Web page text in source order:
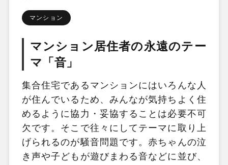
マンション
マンション居住者の永遠のテー
マ「音」
集合住宅であるマンションにはいろんな人
が住んでいるため、みんなが気持ちよく住
めるように協力・妥協することは必要不可
欠です。そこで往々にしてテーマに取り上
げられるのが騒音問題です。赤ちゃんの泣
き声や子どもが遊びまわる音などに並び、